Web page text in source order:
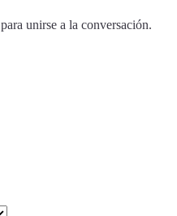
para unirse a la conversación.